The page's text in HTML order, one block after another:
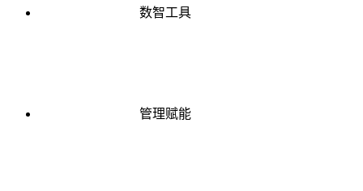
数智工具
管理赋能